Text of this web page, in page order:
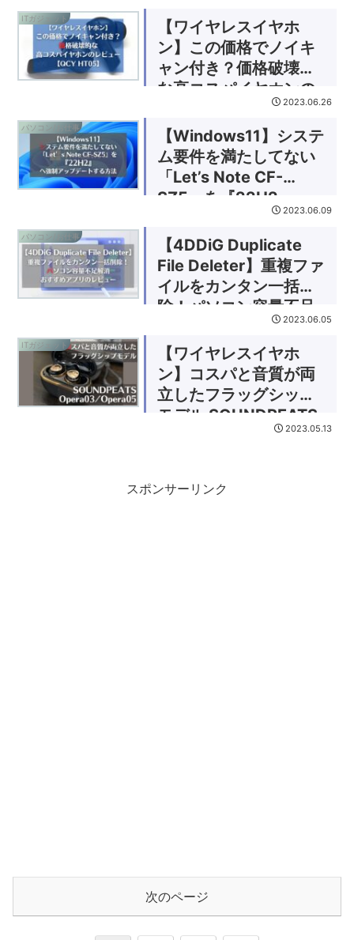
ITガジェット
【ワイヤレスイヤホ
ン】この価格でノイキ
ャン付き？価格破壊的
な高コスパイヤホンの
レビュー【QCY
HT05】
2023.06.26
パソコン/お仕事
【Windows11】システ
ム要件を満たしてない
「Let’s Note CF-
SZ5」を『22H2』
(23H2）へ強制アップ
デートする方法
2023.06.09
パソコン/お仕事
【4DDiG Duplicate
File Deleter】重複ファ
イルをカンタン一括削
除！パソコン容量不足
解消おすすめアプリの
レビュー
2023.06.05
ITガジェット
【ワイヤレスイヤホ
ン】コスパと音質が両
立したフラッグシップ
モデル SOUNDPEATS
Opera03/Opera05 レ
2023.05.13
スポンサーリンク
次のページ